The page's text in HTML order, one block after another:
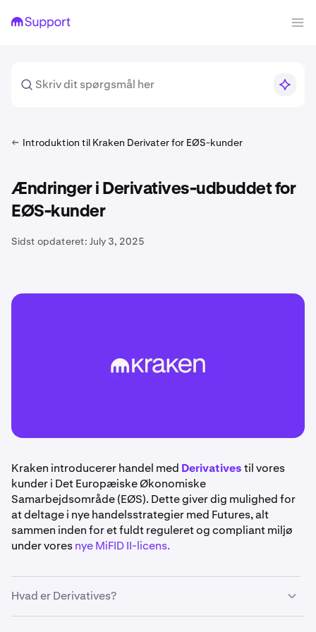
Introduktion til Kraken Derivater for EØS-kunder
Ændringer i Derivatives-udbuddet for
EØS-kunder
Sidst opdateret: July 3, 2025
Kraken introducerer handel med Derivativestil vores
kunder i Det Europæiske Økonomiske
Samarbejdsområde (EØS). Dette giver dig mulighed for
at deltage i nye handelsstrategier med Futures, alt
sammen inden for et fuldt reguleret og compliant miljø
under voresnye MiFID II-licens.
Hvad er Derivatives?